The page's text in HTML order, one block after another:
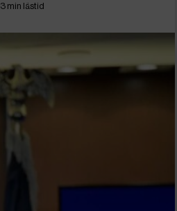
3 min lästid